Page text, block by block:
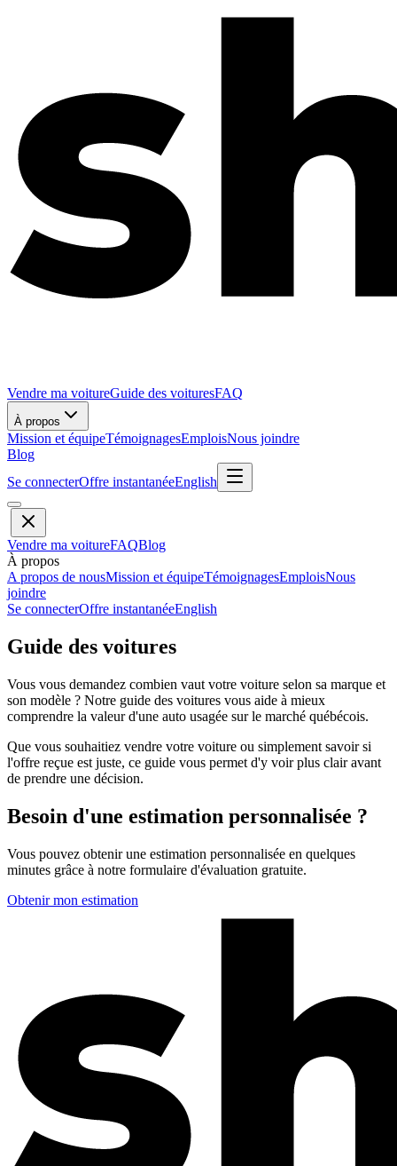
Vendre ma voitureGuide des voituresFAQ
À propos
Mission et équipeTémoignagesEmploisNous joindre
Blog
Se connecterOffre instantanéeEnglish
Vendre ma voitureFAQBlog
À propos
A propos de nousMission et équipeTémoignagesEmploisNous
joindre
Se connecterOffre instantanéeEnglish
Guide des voitures
Vous vous demandez combien vaut votre voiture selon sa marque et
son modèle ? Notre guide des voitures vous aide à mieux
comprendre la valeur d'une auto usagée sur le marché québécois.
Que vous souhaitiez vendre votre voiture ou simplement savoir si
l'offre reçue est juste, ce guide vous permet d'y voir plus clair avant
de prendre une décision.
Besoin d'une estimation personnalisée ?
Vous pouvez obtenir une estimation personnalisée en quelques
minutes grâce à notre formulaire d'évaluation gratuite.
Obtenir mon estimation